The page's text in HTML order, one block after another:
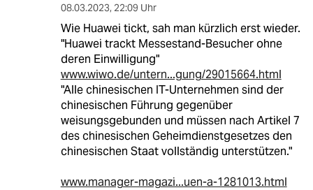
08.03.2023, 22:09 Uhr
Wie Huawei tickt, sah man kürzlich erst wieder.
"Huawei trackt Messestand-Besucher ohne
deren Einwilligung"
www.wiwo.de/untern...gung/29015664.html
"Alle chinesischen IT-Unternehmen sind der
chinesischen Führung gegenüber
weisungsgebunden und müssen nach Artikel 7
des chinesischen Geheimdienstgesetzes den
chinesischen Staat vollständig unterstützen."
www.manager-magazi...uen-a-1281013.html